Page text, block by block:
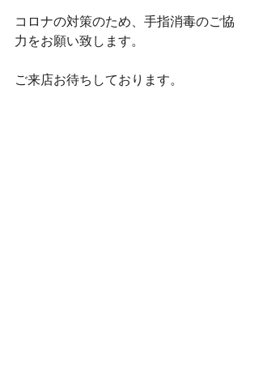
コロナの対策のため、手指消毒のご協
力をお願い致します。
ご来店お待ちしております。